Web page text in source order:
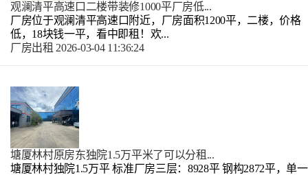
观澜清平高速口二楼带装修1000平厂房低...
厂房位于观澜清平高速口附近，厂房面积1200平，二楼，价格
低，18块钱一平，看中即租！欢...
厂房出租 2026-03-04 11:36:24
塘厦林村原房东独院1.5万平米了可以分租...
塘厦林村独院1.5万平 标准厂房三层：8928平 钢构2872平，单一